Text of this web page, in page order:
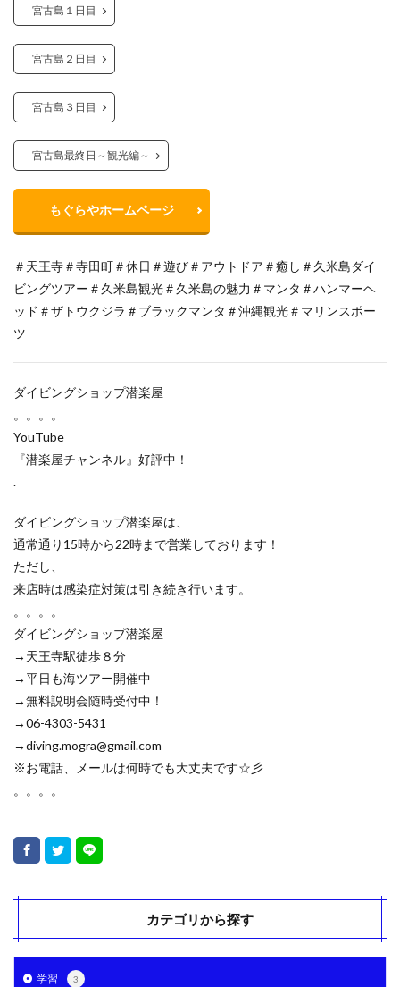
宮古島１日目
宮古島２日目
宮古島３日目
宮古島最終日～観光編～
もぐらやホームページ
＃天王寺＃寺田町＃休日＃遊び＃アウトドア＃癒し＃久米島ダイ
ビングツアー＃久米島観光＃久米島の魅力＃マンタ＃ハンマーヘ
ッド＃ザトウクジラ＃ブラックマンタ＃沖縄観光＃マリンスポー
ツ
ダイビングショップ潜楽屋
。。。。
YouTube
『潜楽屋チャンネル』好評中！
.
ダイビングショップ潜楽屋は、
通常通り15時から22時まで営業しております！
ただし、
来店時は感染症対策は引き続き行います。
。。。。
ダイビングショップ潜楽屋
→天王寺駅徒歩８分
→平日も海ツアー開催中
→無料説明会随時受付中！
→06-4303-5431
→diving.mogra@gmail.com
※お電話、メールは何時でも大丈夫です☆彡
。。。。
カテゴリから探す
学習 3